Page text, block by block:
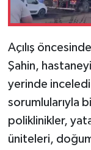
Açılış
Şahin,
yerinde
sorumlularıyla
poliklinikler,
üniteleri,